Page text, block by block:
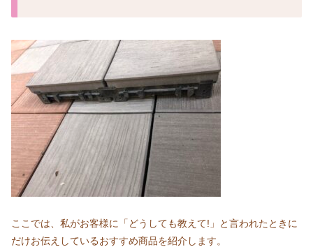
ここでは、私がお客様に「どうしても教えて!」と言われたときに
だけお伝えしているおすすめ商品を紹介します。